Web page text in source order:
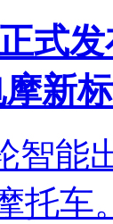
式
新
智能
托车